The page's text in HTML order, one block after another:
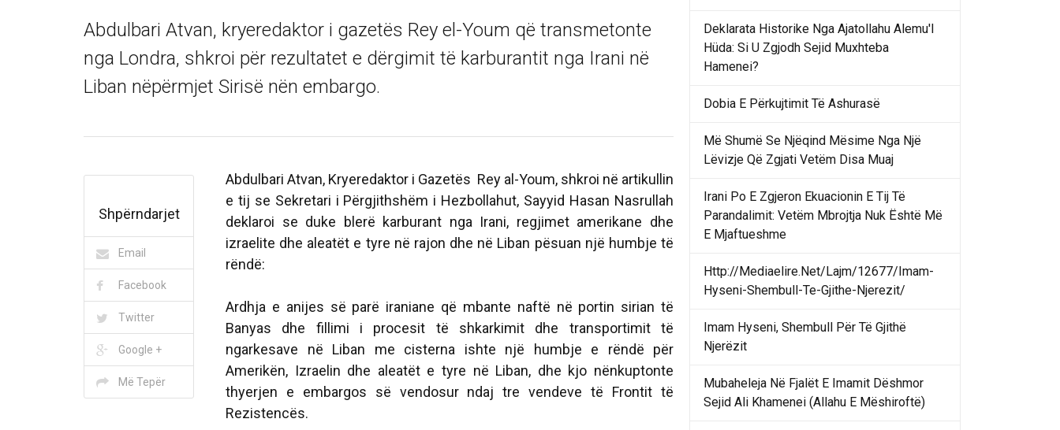
Abdulbari Atvan, kryeredaktor i gazetës Rey el-Youm që transmetonte
nga Londra, shkroi për rezultatet e dërgimit të karburantit nga Irani në
Liban nëpërmjet Sirisë nën embargo.
Shpërndarjet
Email
Facebook
Twitter
Google +
Më Tepër
Abdulbari Atvan, Kryeredaktor i Gazetës Rey al-Youm, shkroi në artikullin
e tij se Sekretari i Përgjithshëm i Hezbollahut, Sayyid Hasan Nasrullah
deklaroi se duke blerë karburant nga Irani, regjimet amerikane dhe
izraelite dhe aleatët e tyre në rajon dhe në Liban pësuan një humbje të
rëndë:
Ardhja e anijes së parë iraniane që mbante naftë në portin sirian të
Banyas dhe fillimi i procesit të shkarkimit dhe transportimit të
ngarkesave në Liban me cisterna ishte një humbje e rëndë për
Amerikën, Izraelin dhe aleatët e tyre në Liban, dhe kjo nënkuptonte
thyerjen e embargos së vendosur ndaj tre vendeve të Frontit të
Rezistencës.
Deklarata Historike Nga Ajatollahu Alemu'l
Hüda: Si U Zgjodh Sejid Muxhteba
Hamenei?
Dobia E Përkujtimit Të Ashurasë
Më Shumë Se Njëqind Mësime Nga Një
Lëvizje Që Zgjati Vetëm Disa Muaj
Irani Po E Zgjeron Ekuacionin E Tij Të
Parandalimit: Vetëm Mbrojtja Nuk Është Më
E Mjaftueshme
Http://Mediaelire.Net/Lajm/12677/Imam-
Hyseni-Shembull-Te-Gjithe-Njerezit/
Imam Hyseni, Shembull Për Të Gjithë
Njerëzit
Mubaheleja Në Fjalët E Imamit Dëshmor
Sejid Ali Khamenei (Allahu E Mëshiroftë)